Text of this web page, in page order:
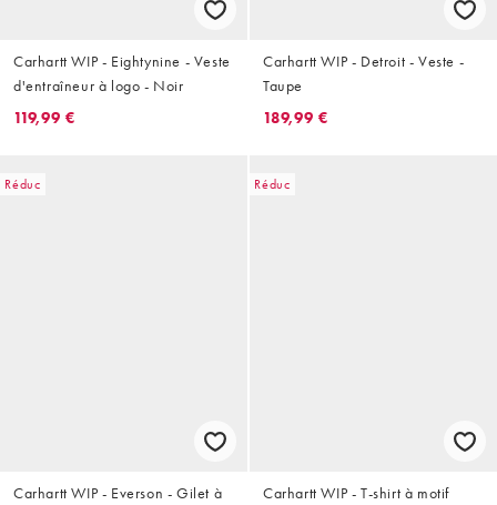
Carhartt WIP - Eightynine - Veste
d'entraîneur à logo - Noir
119,99 €
Carhartt WIP - Detroit - Veste -
Taupe
189,99 €
Réduc
Carhartt WIP - Everson - Gilet à
Réduc
Carhartt WIP - T-shirt à motif